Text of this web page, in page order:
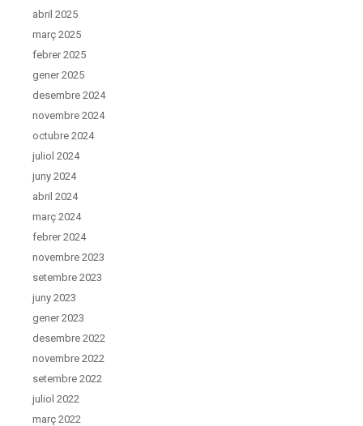
abril 2025
març 2025
febrer 2025
gener 2025
desembre 2024
novembre 2024
octubre 2024
juliol 2024
juny 2024
abril 2024
març 2024
febrer 2024
novembre 2023
setembre 2023
juny 2023
gener 2023
desembre 2022
novembre 2022
setembre 2022
juliol 2022
març 2022